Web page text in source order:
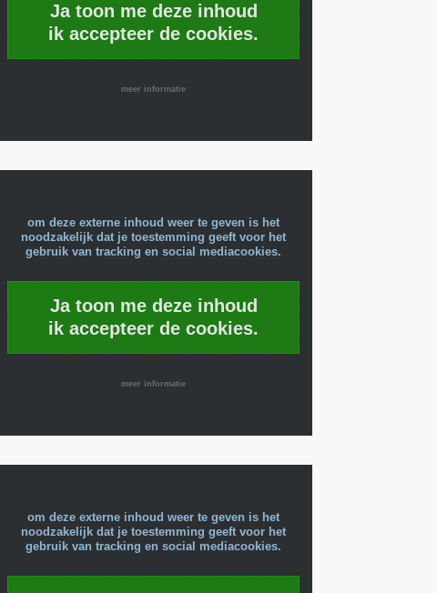
Ja toon me deze inhoud
ik accepteer de cookies.
meer informatie
om deze externe inhoud weer te geven is het
noodzakelijk dat je toestemming geeft voor het
gebruik van tracking en social mediacookies.
Ja toon me deze inhoud
ik accepteer de cookies.
meer informatie
om deze externe inhoud weer te geven is het
noodzakelijk dat je toestemming geeft voor het
gebruik van tracking en social mediacookies.